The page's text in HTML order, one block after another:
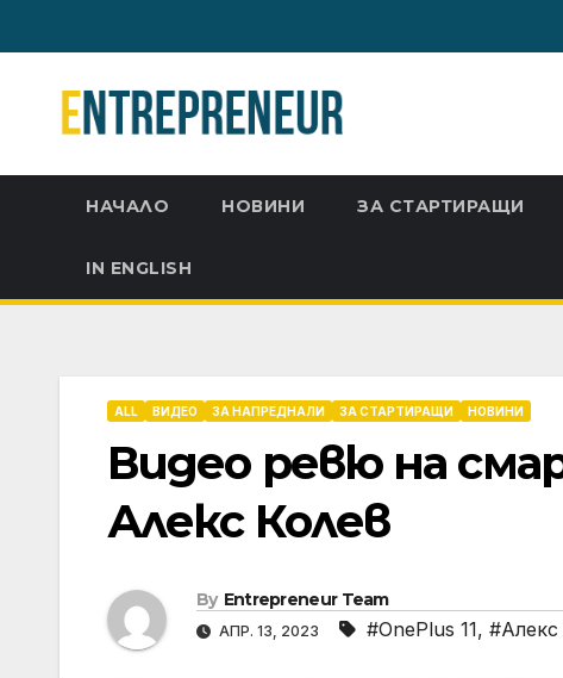
to
content
НАЧАЛО НОВИНИ ЗА СТАРТИРАЩИ
IN ENGLISH
ALL ВИДЕО ЗА НАПРЕДНАЛИ ЗА СТАРТИРАЩИ НОВИНИ
Видео ревю на
Алекс Колев
By Entrepreneur Team
АПР. 13, 2023 #OnePlus 11, #Алекс